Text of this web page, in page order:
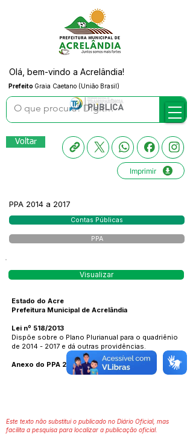
Prefeito Graia Caetano (União Brasil)
Olá, bem-vindo a Acrelândia!
Voltar
Imprimir
PPA 2014 a 2017
Contas Públicas
PPA
Visualizar
Estado do Acre
Prefeitura Municipal de Acrelândia
Lei nº 518/2013
Dispõe sobre o Plano Plurianual para o quadriênio
de 2014 - 2017 e dá outras providências.
Anexo do PPA 2014 - 2017
Este texto não substitui o publicado no Diário Oficial, mas
facilita a pesquisa para localizar a publicação oficial.